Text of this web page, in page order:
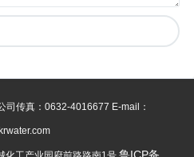
司传真：0632-4016677 E-mail：